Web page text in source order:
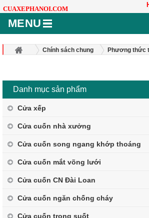
CUAXEPHANOI.COM
MENU
Danh mục sản phẩm
Cửa xếp
Cửa cuốn nhà xưởng
Cửa cuốn song ngang khớp thoáng
Cửa cuốn mắt võng lưới
Cửa cuốn CN Đài Loan
Cửa cuốn ngăn chống cháy
Cửa cuốn trong suốt
Chính sách chung Phương thức